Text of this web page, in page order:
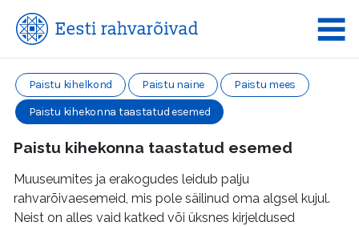
Paistu kihelkond Paistu naine
Paistu mees
Paistu kihekonna taastatud esemed
Paistu kihekonna taastatud esemed
Muuseumites ja erakogudes leidub palju
rahvarõivaesemeid, mis pole säilinud oma algsel kujul.
Neist on alles vaid katked või üksnes kirjeldused